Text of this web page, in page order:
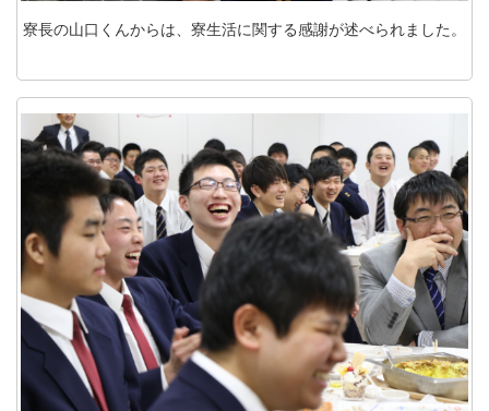
寮長の山口くんからは、寮生活に関する感謝が述べられました。